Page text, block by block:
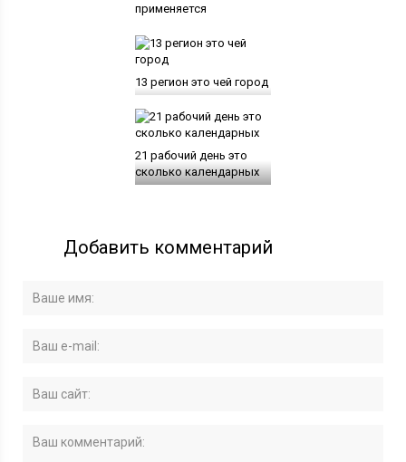
применяется
13 регион это чей город
21 рабочий день это
сколько календарных
Добавить комментарий